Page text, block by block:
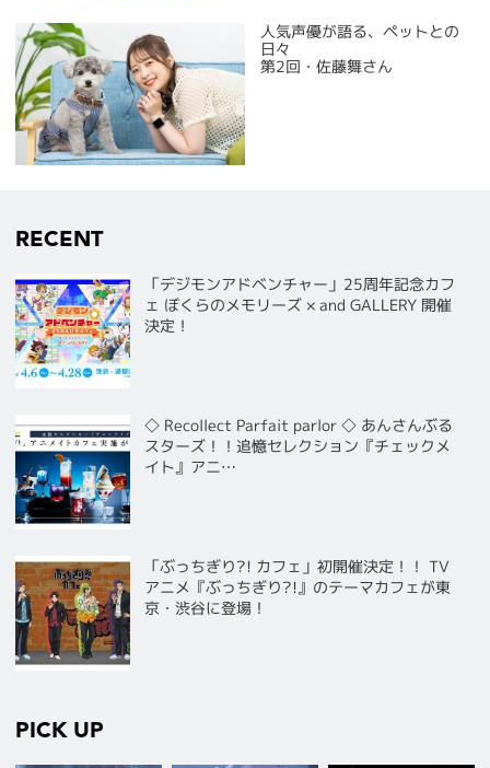
人気声優が語る、ペットとの
日々
第2回・佐藤舞さん
RECENT
「デジモンアドベンチャー」25周年記念カフ
ェ ぼくらのメモリーズ × and GALLERY 開催
決定！
◇ Recollect Parfait parlor ◇ あんさんぶる
スターズ！！追憶セレクション『チェックメ
イト』アニ…
「ぶっちぎり?! カフェ」初開催決定！！ TV
アニメ『ぶっちぎり?!』のテーマカフェが東
京・渋谷に登場！
PICK UP